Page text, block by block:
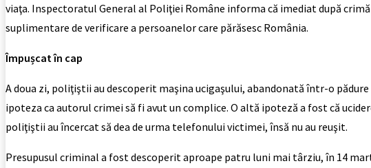
viaţa. Inspectoratul General al Poliţiei Române informa că imediat după
suplimentare de verificare a persoanelor care părăsesc România.
Împușcat în cap
A doua zi, poliţiştii au descoperit maşina ucigaşului, abandonată într-o
ipoteza ca autorul crimei să fi avut un complice. O altă ipoteză a fost că
poliţiştii au încercat să dea de urma telefonului victimei, însă nu au reuşit.
Presupusul criminal a fost descoperit aproape patru luni mai târziu, în 14